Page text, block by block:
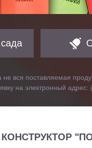
не вся поставляемая
на электронный адрес:
КОНСТРУКТОР